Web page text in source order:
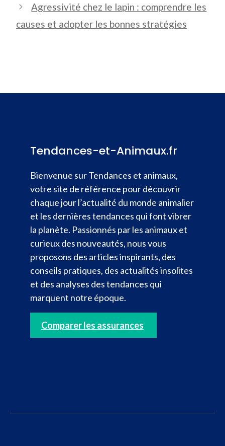
Agressivité chez le lapin : comprendre les
causes et adopter les bonnes stratégies
Tendances-et-Animaux.fr
Bienvenue sur Tendances et animaux,
votre site de référence pour découvrir
chaque jour l’actualité du monde animalier
et les dernières tendances qui font vibrer
la planète. Passionnés par les animaux et
curieux des nouveautés, nous vous
proposons des articles inspirants, des
conseils pratiques, des actualités insolites
et des analyses des tendances qui
marquent notre époque.
Comparer les assurances